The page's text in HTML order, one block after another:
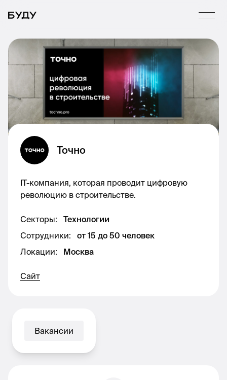
Точно
IT-компания, которая проводит цифровую
революцию в строительстве.
Секторы:
Технологии
Сотрудники:
от 15 до 50 человек
Локации: Москва
Сайт
Вакансии